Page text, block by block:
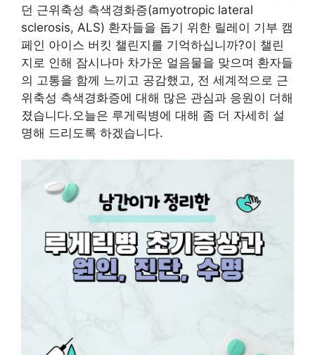
던 근위축성 측색경화증(amyotropic lateral
sclerosis, ALS) 환자들을 돕기 위한 릴레이 기부 캠
페인 아이스 버킷 챌린지를 기억하십니까?이 챌린
지로 인해 잠시나마 차가운 얼음물을 맞으며 환자들
의 고통을 함께 느끼고 공감했고, 전 세계적으로 근
위축성 측색경화증에 대해 많은 관심과 응원이 더해
졌습니다.오늘은 루게릭병에 대해 좀 더 자세히 설
명해 드리도록 하겠습니다.